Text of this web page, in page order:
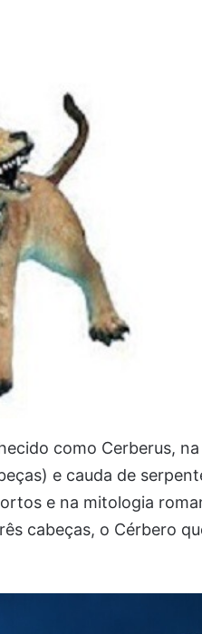
como Cerberus, na
e cauda de
e na mitologia
cabeças, o Cérbero